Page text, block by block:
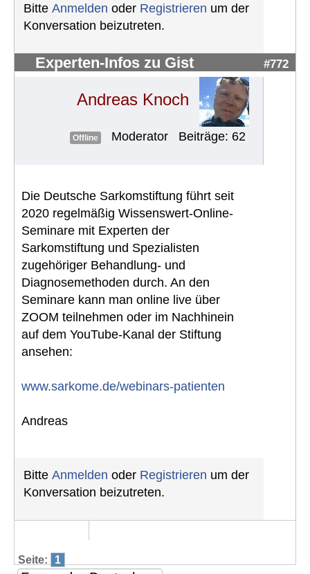
Bitte Anmelden oder Registrieren um der
Konversation beizutreten.
Experten-Infos zu Gist #772
Andreas Knoch
Offline Moderator Beiträge: 62
Die Deutsche Sarkomstiftung führt seit
2020 regelmäßig Wissenswert-Online-
Seminare mit Experten der
Sarkomstiftung und Spezialisten
zugehöriger Behandlung- und
Diagnosemethoden durch. An den
Seminare kann man online live über
ZOOM teilnehmen oder im Nachhinein
auf dem YouTube-Kanal der Stiftung
ansehen:
www.sarkome.de/webinars-patienten
Andreas
Bitte Anmelden oder Registrieren um der
Konversation beizutreten.
Seite: 1